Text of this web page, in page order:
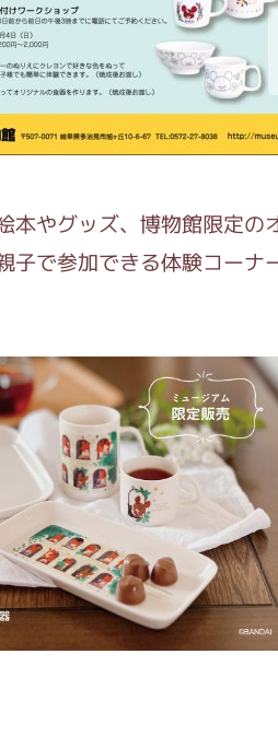
本やグッズ、博物館限定の
子で参加できる体験コーナ